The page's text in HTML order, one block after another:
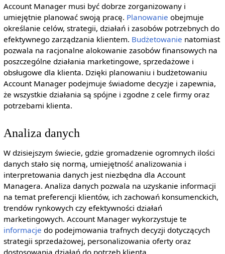
Account Manager musi być dobrze zorganizowany i
umiejętnie planować swoją pracę. Planowanie obejmuje
określanie celów, strategii, działań i zasobów potrzebnych do
efektywnego zarządzania klientem. Budżetowanie natomiast
pozwala na racjonalne alokowanie zasobów finansowych na
poszczególne działania marketingowe, sprzedażowe i
obsługowe dla klienta. Dzięki planowaniu i budżetowaniu
Account Manager podejmuje świadome decyzje i zapewnia,
że wszystkie działania są spójne i zgodne z cele firmy oraz
potrzebami klienta.
Analiza danych
W dzisiejszym świecie, gdzie gromadzenie ogromnych ilości
danych stało się normą, umiejętność analizowania i
interpretowania danych jest niezbędna dla Account
Managera. Analiza danych pozwala na uzyskanie informacji
na temat preferencji klientów, ich zachowań konsumenckich,
trendów rynkowych czy efektywności działań
marketingowych. Account Manager wykorzystuje te
informacje do podejmowania trafnych decyzji dotyczących
strategii sprzedażowej, personalizowania oferty oraz